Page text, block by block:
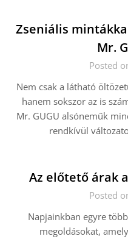
Zseniális
Mr.
Posted
Nem csak a látható
hanem sokszor az is
Mr. GUGU alsóneműk
rendkívül
Az előtető árak
Posted
Napjainkban egyre
megoldásokat,